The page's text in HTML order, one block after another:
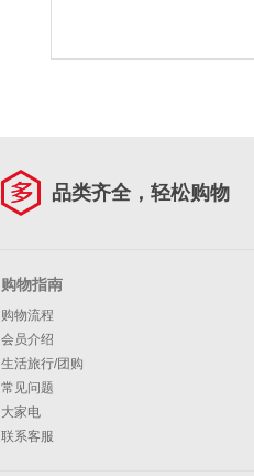
品类齐全，轻松购物
购物指南
购物流程
会员介绍
生活旅行/团购
常见问题
大家电
联系客服